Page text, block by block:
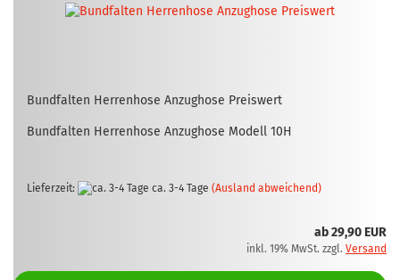
Bund­fal­ten Her­ren­ho­se An­zug­ho­se Preis­wert
Bund­fal­ten Her­ren­ho­se An­zug­ho­se Mo­dell 10H
Lieferzeit: ca. 3-4 Tage (Ausland abweichend)
ab 29,90 EUR
inkl. 19% MwSt. zzgl. Versand